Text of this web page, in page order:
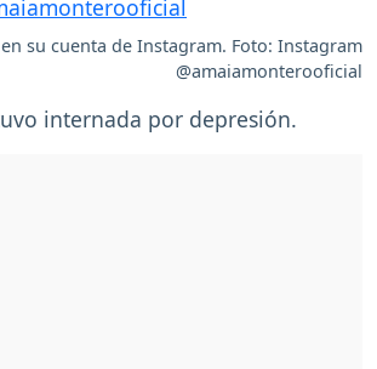
su cuenta de Instagram. Foto: Instagram
@amaiamonterooficial
internada por depresión.